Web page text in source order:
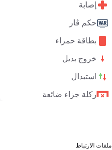
إصابة
حكم ڤار
بطاقة حمراء
خروج بديل
استبدال
ركلة جزاء ضائعة
ملفات الارتباط